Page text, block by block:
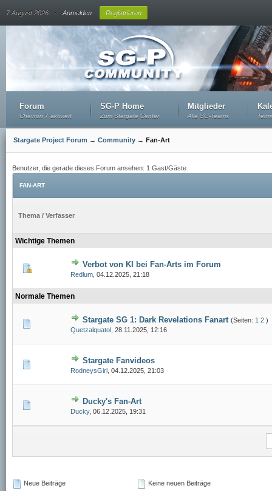
7 August 2026 . Anmelden Registrieren
Forum
Chevron 7 aktiviert
SG-P Home
Zum Stargate Center
Mitglieder
Alle SG-Teams
Stargate Project Forum → Community → Fan-Art
Benutzer, die gerade dieses Forum ansehen: 1 Gast/Gäste
FAN-ART
Thema / Verfasser
Wichtige Themen
Verbot von KI bei Fan-Arts im Forum
Redlum 04.12.2025, 21:18
Normale Themen
Stargate SG 1: Dark Revelations Fanart (Seiten: 1 2 )
Quetzalquatol 28.11.2025, 12:16
Stargate Fanvideos
RodneysGirl 04.12.2025, 21:03
Ducky's Fan-Art
Ducky, 06.12.2025, 19:31
Neue Beiträge
Keine neuen Beiträge